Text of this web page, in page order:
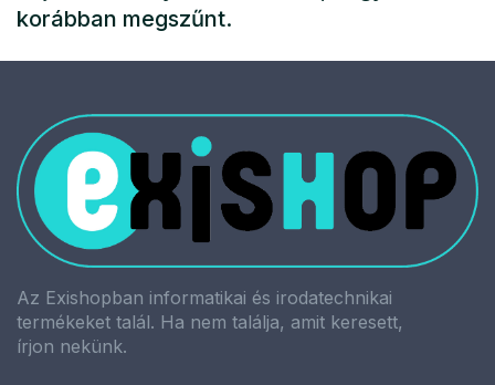
korábban megszűnt.
Az Exishopban informatikai és irodatechnikai
termékeket talál. Ha nem találja, amit keresett,
írjon nekünk.